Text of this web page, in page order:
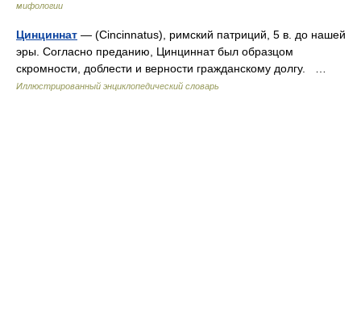
мифологии
Цинциннат — (Cincinnatus), римский патриций, 5 в. до нашей
эры. Согласно преданию, Цинциннат был образцом
скромности, доблести и верности гражданскому долгу. …
Иллюстрированный энциклопедический словарь